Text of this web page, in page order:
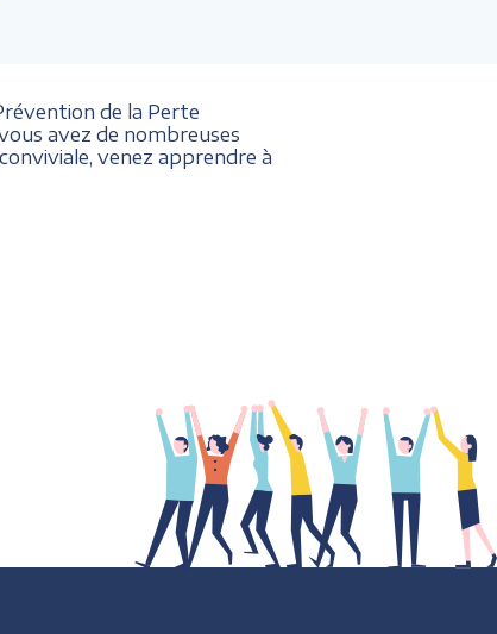
de la Perte
avez de nombreuses
venez apprendre à